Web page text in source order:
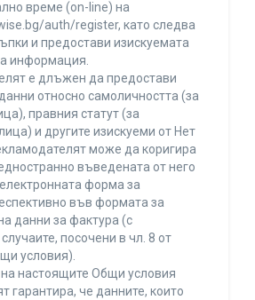
време (on-line) на
auth/register, като следва
и предостави изискуемата
информация.
е длъжен да предостави
относно самоличността (за
правния статут (за
и другите изискуеми от Нет
може да коригира
въведената от него
форма за
във формата за
данни за фактура (с
посочени в чл. 8 от
условия).
настоящите Общи условия
гарантира, че данните, които